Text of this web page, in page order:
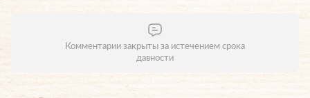
Комментарии закрыты за истечением срока
давности